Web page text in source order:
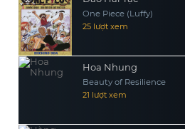
One Piece (Luffy)
25 lượt xem
Hoa Nhung
Beauty of Resilience
21 lượt xem